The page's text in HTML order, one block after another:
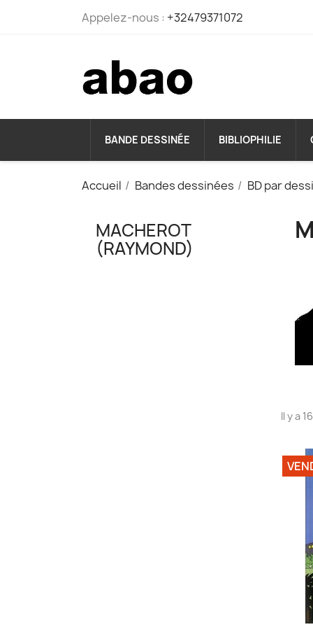
Appelez-nous : +32479371072
BANDE DESSINÉE BIBLIOPHILIE
Accueil Bandes dessinées BD par
MACHEROT
(RAYMOND)
Il y a